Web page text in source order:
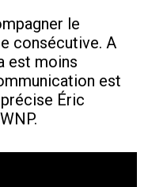
le
consécutive. A
est moins
est
Éric